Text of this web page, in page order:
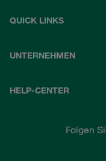
QUICK LINKS
UNTERNEHMEN
HELP-CENTER
Folgen